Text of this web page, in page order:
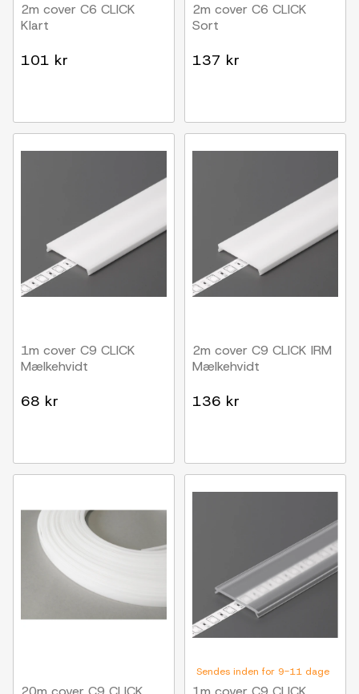
2m cover C6 CLICK
Klart
101 kr
2m cover C6 CLICK
Sort
137 kr
1m cover C9 CLICK
Mælkehvidt
68 kr
2m cover C9 CLICK IRM
Mælkehvidt
136 kr
Sendes inden for 9-11 dage